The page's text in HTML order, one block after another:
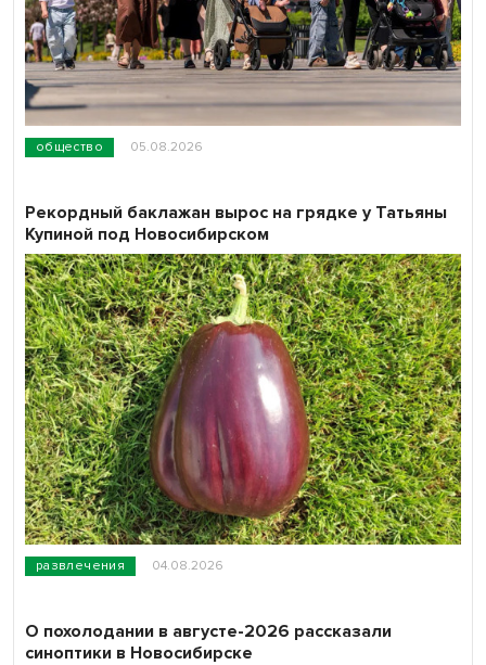
общество 05.08.2026
развлечения 04.08.2026
Рекордный баклажан вырос на грядке у Татьяны
Купиной под Новосибирском
О похолодании в августе-2026 рассказали
синоптики в Новосибирске